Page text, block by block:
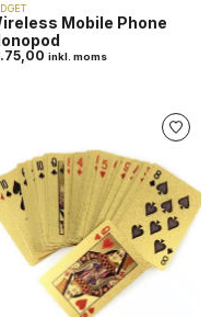
Mobile Phone
75,00 inkl. moms